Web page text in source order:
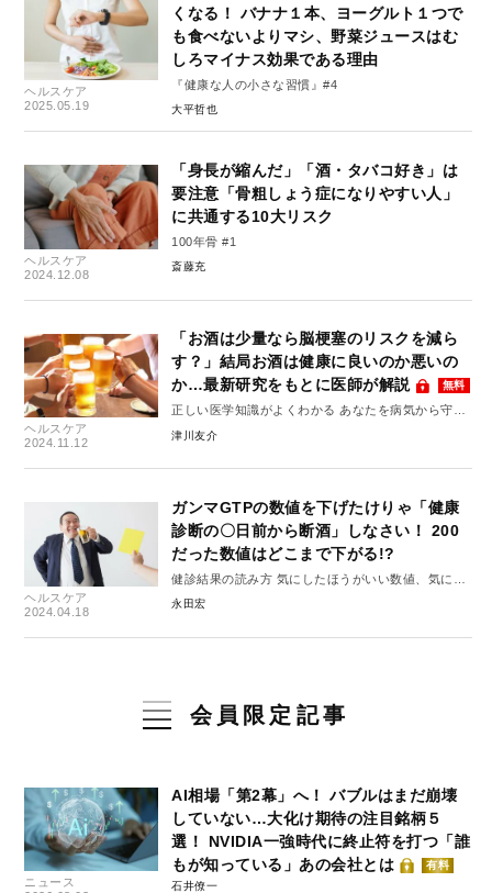
ヘルスケア
2025.05.19
くなる！ バナナ１本、ヨーグルト１つで
も食べないよりマシ、野菜ジュースはむ
しろマイナス効果である理由
『健康な人の小さな習慣』#4
大平哲也
ヘルスケア
2024.12.08
「身長が縮んだ」「酒・タバコ好き」は
要注意「骨粗しょう症になりやすい人」
に共通する10大リスク
100年骨 #1
斎藤充
ヘルスケア
2024.11.12
「お酒は少量なら脳梗塞のリスクを減ら
す？」結局お酒は健康に良いのか悪いの
か…最新研究をもとに医師が解説
無料
正しい医学知識がよくわかる あなたを病気から守る
10のルール #10
津川友介
ヘルスケア
2024.04.18
ガンマGTPの数値を下げたけりゃ「健康
診断の〇日前から断酒」しなさい！ 200
だった数値はどこまで下がる!?
健診結果の読み方 気にしたほうがいい数値、気にし
なくていい項目 #2
永田宏
会員限定記事
ニュース
AI相場「第2幕」へ！ バブルはまだ崩壊
していない…大化け期待の注目銘柄５
選！ NVIDIA一強時代に終止符を打つ「誰
もが知っている」あの会社とは
有料
石井僚一